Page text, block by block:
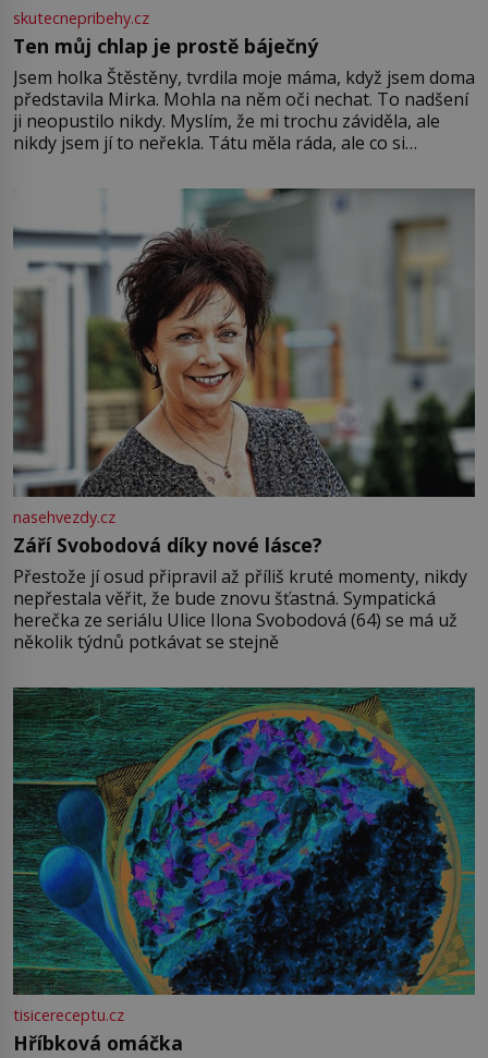
skutecnepribehy.cz
Ten můj chlap je prostě báječný
Jsem holka Štěstěny, tvrdila moje máma, když jsem doma
představila Mirka. Mohla na něm oči nechat. To nadšení
ji neopustilo nikdy. Myslím, že mi trochu záviděla, ale
nikdy jsem jí to neřekla. Tátu měla ráda, ale co si
Jsme spolu moc rádi Tehdy byla jiná doba, když
nasehvezdy.cz
Září Svobodová díky nové lásce?
Přestože jí osud připravil až příliš kruté momenty, nikdy
nepřestala věřit, že bude znovu šťastná. Sympatická
herečka ze seriálu Ulice Ilona Svobodová (64) se má už
několik týdnů potkávat se stejně
tisicereceptu.cz
Hříbková omáčka